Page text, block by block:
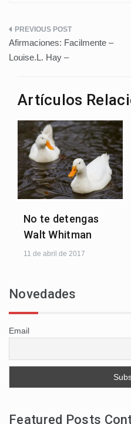
Navegación
de
Afirmaciones: Facilmente –
Louise.L. Hay –
Artículos
No te detengas
Walt Whitman
11 de abril de 2017
Novedades
Email
Featured Posts